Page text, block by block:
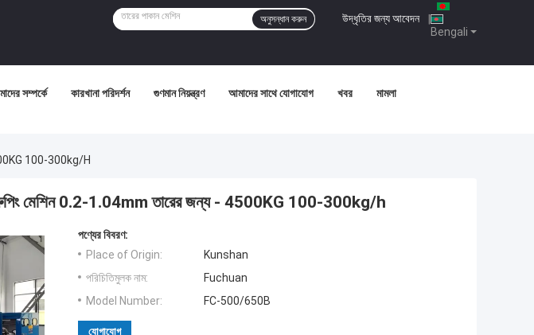
Bengali
উদ্ধৃতির জন্য আবেদন |
অনুসন্ধান করুন
সম্পর্কে কারখানা পরিদর্শন গুণমান নিয়ন্ত্রণ আমাদের সাথে যোগাযোগ খবর মামলা
100-300kg/h
মেশিন 0.2-1.04mm তারের জন্য - 4500KG 100-300kg/h
পণ্যের বিবরণ:
Place of Origin:
Kunshan
পরিচিতিমুলক নাম:
Fuchuan
Model Number:
FC-500/650B
যোগাযোগ